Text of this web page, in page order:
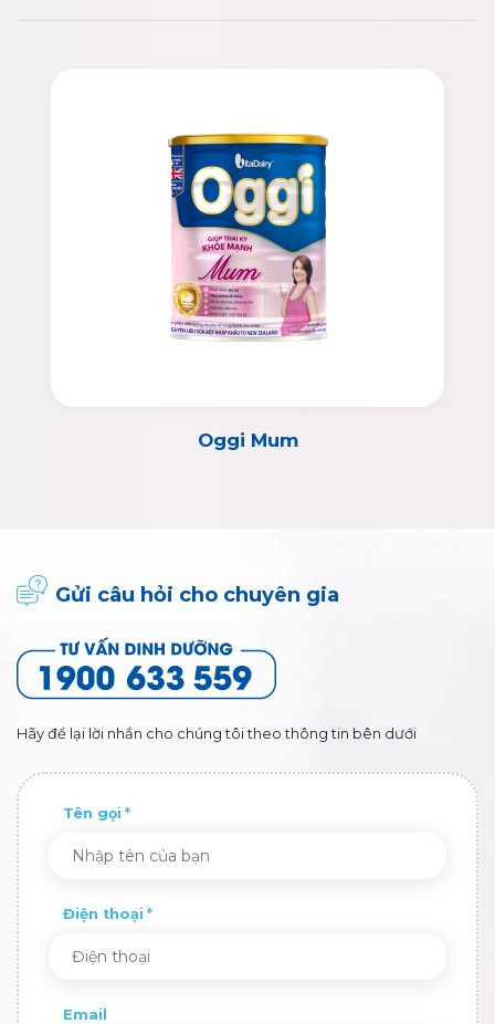
Oggi Mum
Gửi câu hỏi cho chuyên gia
Hãy để lại lời nhắn cho chúng tôi theo thông tin bên dưới
Tên gọi
Điện thoại
Email